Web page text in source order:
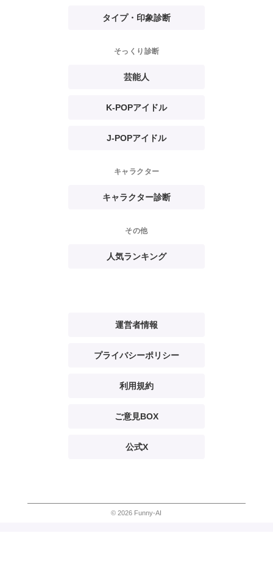
タイプ・印象診断
そっくり診断
芸能人
K-POPアイドル
J-POPアイドル
キャラクター
キャラクター診断
その他
人気ランキング
運営者情報
プライバシーポリシー
利用規約
ご意見BOX
公式X
© 2026 Funny-AI